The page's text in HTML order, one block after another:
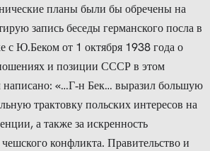
планы были бы обречены на
запись беседы германского посла в
с Ю.Беком от 1 октября 1938 года о
и позиции СССР в этом
написано: «…Г‑н Бек… выразил большую
трактовку польских интересов на
а также за искренность
конфликта. Правительство и